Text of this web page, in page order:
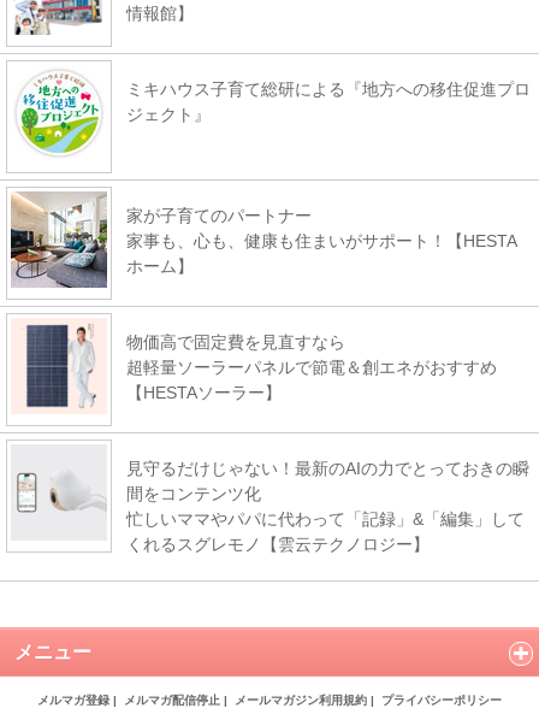
情報館】
ミキハウス子育て総研による『地方への移住促進プロ
ジェクト』
家が子育てのパートナー
家事も、心も、健康も住まいがサポート！【HESTA
ホーム】
物価高で固定費を見直すなら
超軽量ソーラーパネルで節電＆創エネがおすすめ
【HESTAソーラー】
見守るだけじゃない！最新のAIの力でとっておきの瞬
間をコンテンツ化
忙しいママやパパに代わって「記録」&「編集」して
くれるスグレモノ【雲云テクノロジー】
メニュー
メルマガ登録 | メルマガ配信停止 | メールマガジン利用規約 | プライバシーポリシー